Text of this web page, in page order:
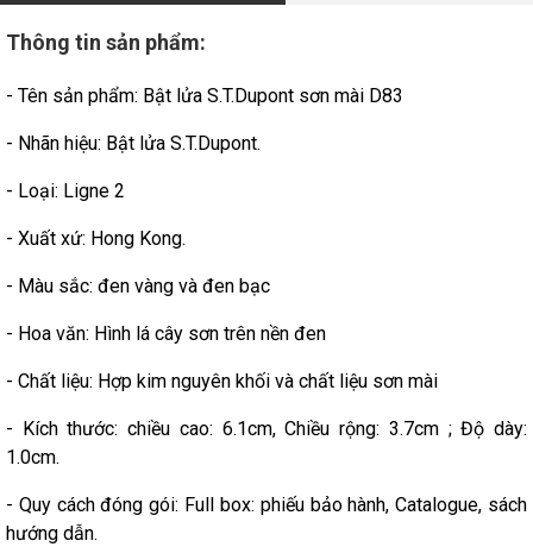
Thông tin sản phẩm:
- Tên sản phẩm: Bật lửa S.T.Dupont sơn mài D83
- Nhãn hiệu: Bật lửa S.T.Dupont.
- Loại: Ligne 2
- Xuất xứ: Hong Kong.
- Màu sắc: đen vàng và đen bạc
- Hoa văn: Hình lá cây sơn trên nền đen
- Chất liệu: Hợp kim nguyên khối và chất liệu sơn mài
- Kích thước: chiều cao: 6.1cm, Chiều rộng: 3.7cm ; Độ dày:
1.0cm.
- Quy cách đóng gói: Full box: phiếu bảo hành, Catalogue, sách
hướng dẫn.